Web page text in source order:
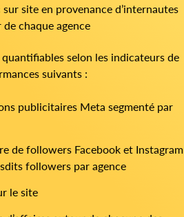
site en provenance d’internautes
chaque agence
selon les indicateurs de
suivants :
publicitaires Meta segmenté par
de followers Facebook et Instagram
followers par agence
le site